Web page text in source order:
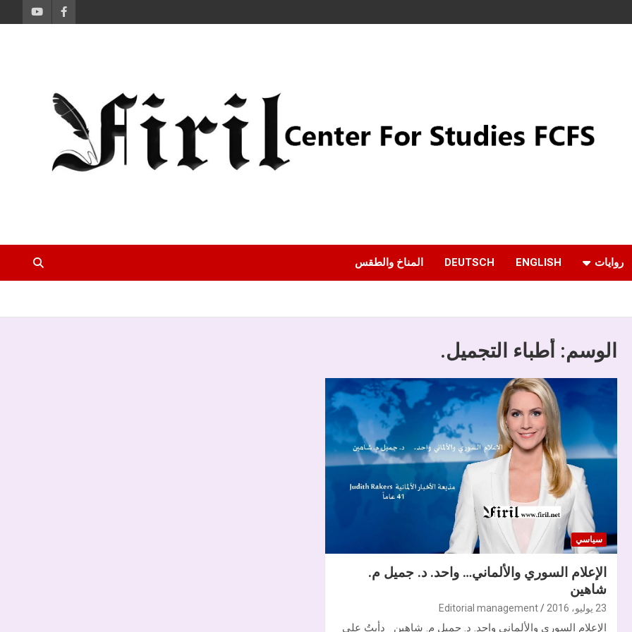
روايات ENGLISH
DEUTSCH المناخ والطقس
الوسم: أطباء التجميل.
سياسي
الإعلام السوري والألماني… واحد. د. جميل م.
شاهين
23 يوليو، 2016 Editorial management
الإعلام السوري والألماني واحد. د. جميل م. شاهين دأبتُ على